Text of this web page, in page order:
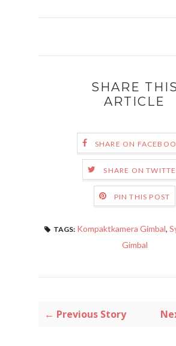
SHARE THIS
ARTICLE
SHARE ON
SHARE ON
PIN THIS POST
TAGS: Kompaktkamera Gimbal,
Gimbal
← Previous Story